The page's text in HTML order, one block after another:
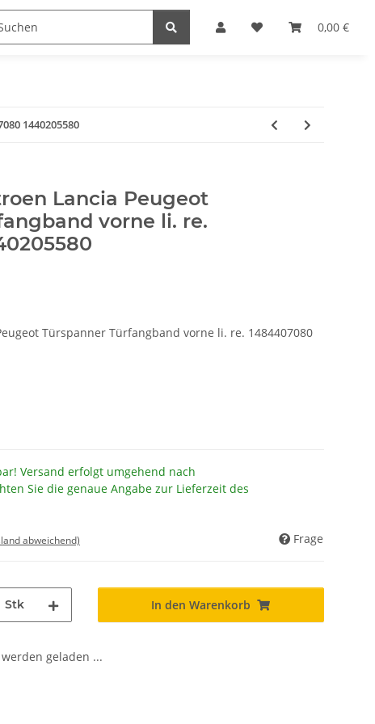
0,00 €
1440205580
Lancia Peugeot
vorne li. re.
Türspanner Türfangband vorne li. re. 1484407080
Versand erfolgt umgehend nach
Sie die genaue Angabe zur Lieferzeit des
abweichend) Frage
Stk In den Warenkorb
geladen ...